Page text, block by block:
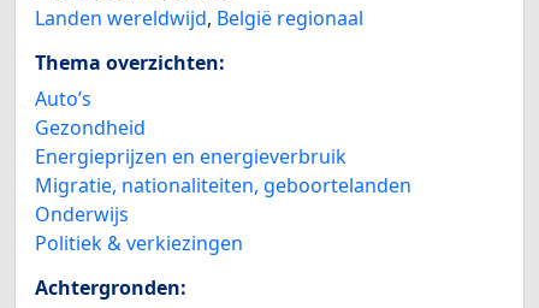
Landen wereldwijd, België regionaal
Thema overzichten:
Auto’s
Gezondheid
Energieprijzen en energieverbruik
Migratie, nationaliteiten, geboortelanden
Onderwijs
Politiek & verkiezingen
Achtergronden: